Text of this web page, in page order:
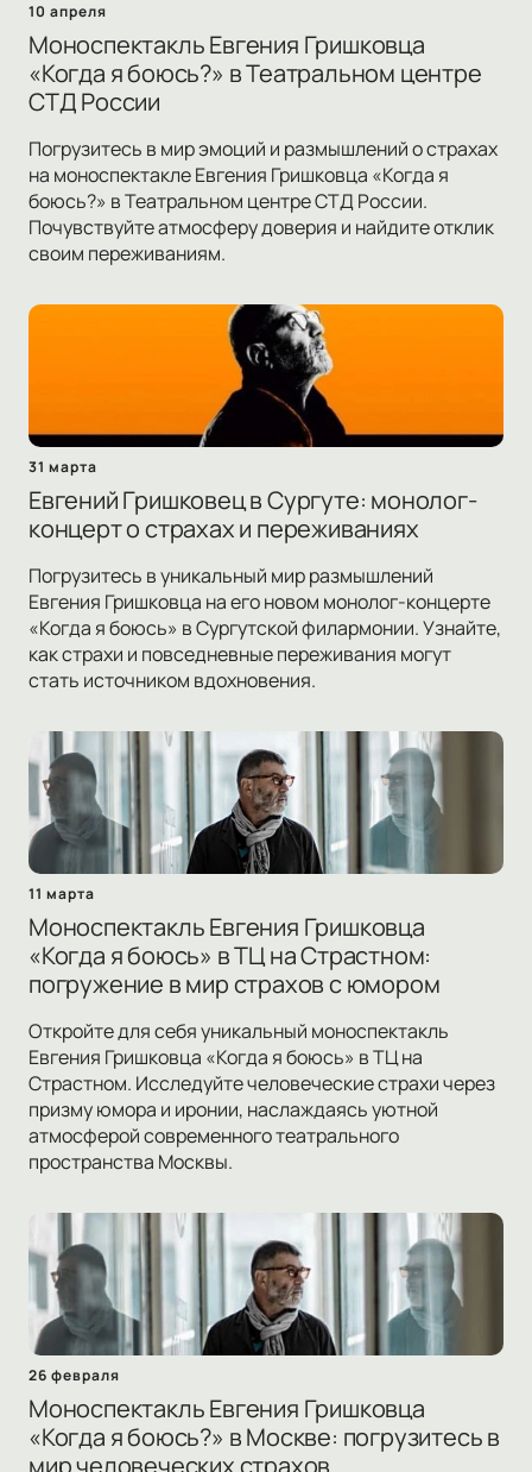
10 апреля
Моноспектакль Евгения Гришковца
«Когда я боюсь?» в Театральном центре
СТД России
Погрузитесь в мир эмоций и размышлений о страхах
на моноспектакле Евгения Гришковца «Когда я
боюсь?» в Театральном центре СТД России.
Почувствуйте атмосферу доверия и найдите отклик
своим переживаниям.
31 марта
Евгений Гришковец в Сургуте: монолог-
концерт о страхах и переживаниях
Погрузитесь в уникальный мир размышлений
Евгения Гришковца на его новом монолог-концерте
«Когда я боюсь» в Сургутской филармонии. Узнайте,
как страхи и повседневные переживания могут
стать источником вдохновения.
11 марта
Моноспектакль Евгения Гришковца
«Когда я боюсь» в ТЦ на Страстном:
погружение в мир страхов с юмором
Откройте для себя уникальный моноспектакль
Евгения Гришковца «Когда я боюсь» в ТЦ на
Страстном. Исследуйте человеческие страхи через
призму юмора и иронии, наслаждаясь уютной
атмосферой современного театрального
пространства Москвы.
26 февраля
Моноспектакль Евгения Гришковца
«Когда я боюсь?» в Москве: погрузитесь в